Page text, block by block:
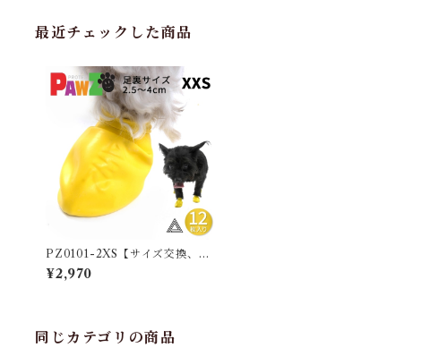
最近チェックした商品
PZ0101-2XS【サイズ交換、返
品対象外】【12枚 2XS】PAWZ
ドッグブーツ 12足入り 超小型犬
クス 肉球保護 雨の日 汚れ防止 滑
り止め レインシューズ 防水 イエ
¥2,970
同じカテゴリの商品